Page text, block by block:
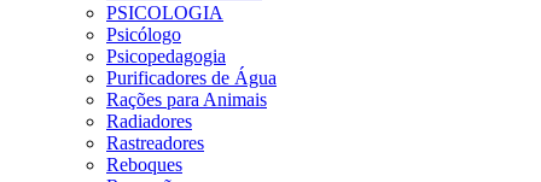
PSICOLOGIA
Psicólogo
Psicopedagogia
Purificadores de Água
Rações para Animais
Radiadores
Rastreadores
Reboques